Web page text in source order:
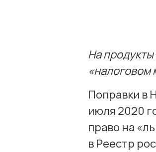
На
«налоговом
Поправки в
июля 2020
право на
в Реестр